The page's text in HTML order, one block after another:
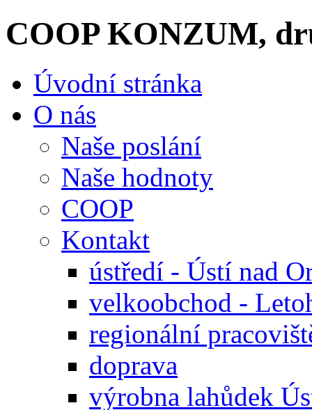
COOP KONZUM,
Úvodní stránka
O nás
Naše poslání
Naše hodnoty
COOP
Kontakt
ústředí - Ústí nad
velkoobchod -
regionální
doprava
výrobna lahůdek